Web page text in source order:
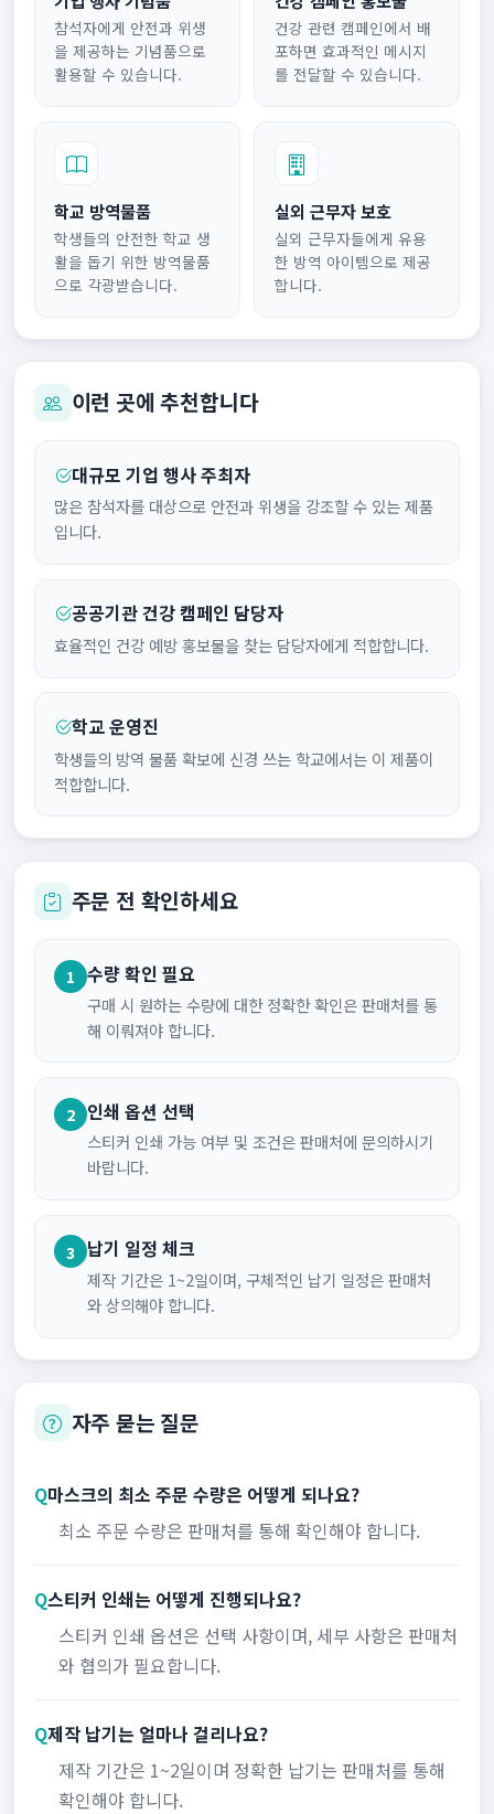
참석자에게 안전과 위생
을 제공하는 기념품으로
활용할 수 있습니다.
건강 관련 캠페인에서 배
포하면 효과적인 메시지
를 전달할 수 있습니다.
학교 방역물품
학생들의 안전한 학교 생
활을 돕기 위한 방역물품
으로 각광받습니다.
실외 근무자 보호
실외 근무자들에게 유용
한 방역 아이템으로 제공
합니다.
이런 곳에 추천합니다
대규모 기업 행사 주최자
많은 참석자를 대상으로 안전과 위생을 강조할 수 있는 제품
입니다.
공공기관 건강 캠페인 담당자
효율적인 건강 예방 홍보물을 찾는 담당자에게 적합합니다.
학교 운영진
학생들의 방역 물품 확보에 신경 쓰는 학교에서는 이 제품이
적합합니다.
주문 전 확인하세요
1 수량 확인 필요
구매 시 원하는 수량에 대한 정확한 확인은 판매처를 통
해 이뤄져야 합니다.
2 인쇄 옵션 선택
스티커 인쇄 가능 여부 및 조건은 판매처에 문의하시기
바랍니다.
3 납기 일정 체크
제작 기간은 1~2일이며, 구체적인 납기 일정은 판매처
와 상의해야 합니다.
자주 묻는 질문
Q마스크의 최소 주문 수량은 어떻게 되나요?
최소 주문 수량은 판매처를 통해 확인해야 합니다.
Q스티커 인쇄는 어떻게 진행되나요?
스티커 인쇄 옵션은 선택 사항이며, 세부 사항은 판매처
와 협의가 필요합니다.
Q제작 납기는 얼마나 걸리나요?
제작 기간은 1~2일이며 정확한 납기는 판매처를 통해
확인해야 합니다.